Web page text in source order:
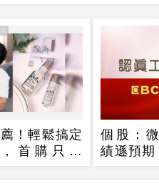
！輕鬆搞定
首購只要
個股：
績遜預期
股價震